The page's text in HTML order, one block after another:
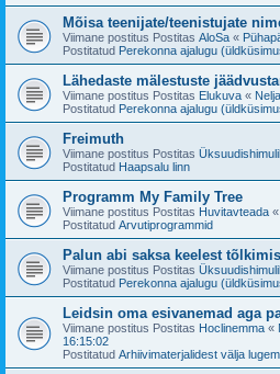
Mõisa teenijate/teenistujate
Viimane postitus Postitas AloSa «
Postitatud Perekonna ajalugu
Lähedaste mälestuste
Viimane postitus Postitas Elukuva «
Postitatud Perekonna ajalugu
Freimuth
Viimane postitus Postitas
Postitatud Haapsalu linn
Programm My Family Tree
Viimane postitus Postitas Huvitavteada «
Postitatud Arvutiprogrammid
Palun abi saksa keelest
Viimane postitus Postitas
Postitatud Perekonna ajalugu
Leidsin oma esivanemad aga
Viimane postitus Postitas Hoclinemma «
16:15:02
Postitatud Arhiivimaterjalidest välja